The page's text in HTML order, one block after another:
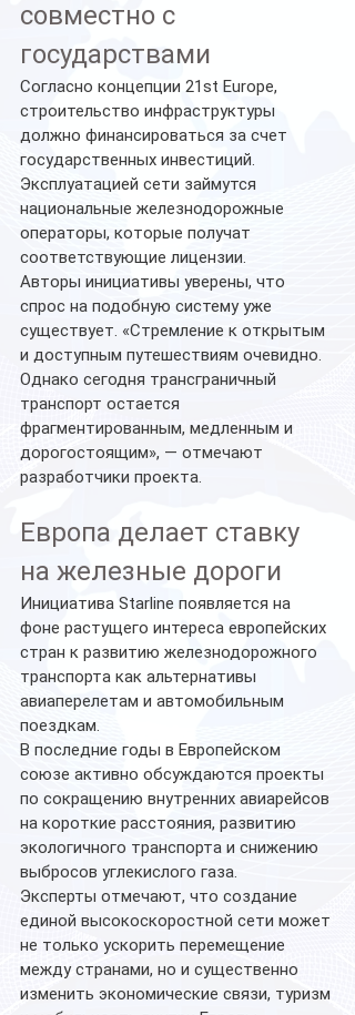
совместно с
государствами
Согласно концепции 21st Europe,
строительство инфраструктуры
должно финансироваться за счет
государственных инвестиций.
Эксплуатацией сети займутся
национальные железнодорожные
операторы, которые получат
соответствующие лицензии.
Авторы инициативы уверены, что
спрос на подобную систему уже
существует. «Стремление к открытым
и доступным путешествиям очевидно.
Однако сегодня трансграничный
транспорт остается
фрагментированным, медленным и
дорогостоящим», — отмечают
разработчики проекта.
Европа делает ставку
на железные дороги
Инициатива Starline появляется на
фоне растущего интереса европейских
стран к развитию железнодорожного
транспорта как альтернативы
авиаперелетам и автомобильным
поездкам.
В последние годы в Европейском
союзе активно обсуждаются проекты
по сокращению внутренних авиарейсов
на короткие расстояния, развитию
экологичного транспорта и снижению
выбросов углекислого газа.
Эксперты отмечают, что создание
единой высокоскоростной сети может
не только ускорить перемещение
между странами, но и существенно
изменить экономические связи, туризм